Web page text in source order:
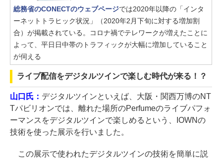
総務省のCONECTのウェブページでは2020年以降の「インタ
ーネットトラヒック状況」（2020年2月下旬に対する増加割
合）が掲載されている。コロナ禍でテレワークが増えたことに
よって、平日日中帯のトラフィックが大幅に増加していること
が伺える
ライブ配信をデジタルツインで楽しむ時代が来る！？
山口氏： デジタルツインといえば、大阪・関西万博のNT
Tパビリオンでは、離れた場所のPerfumeのライブパフォ
ーマンスをデジタルツインで楽しめるという、IOWNの
技術を使った展示を行いました。
この展示で使われたデジタルツインの技術を簡単に説